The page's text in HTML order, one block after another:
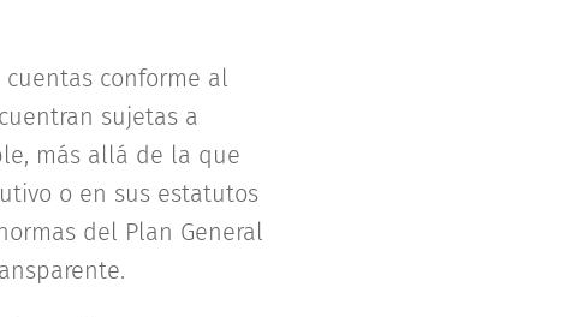
conforme al
sujetas a
más allá de la que
o en sus estatutos
del Plan General